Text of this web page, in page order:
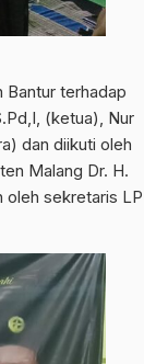
Bantur terhadap
(ketua), Nur
dan diikuti oleh
Malang Dr. H.
oleh sekretaris LP